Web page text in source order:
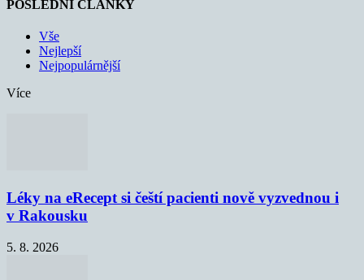
POSLEDNÍ ČLÁNKY
Vše
Nejlepší
Nejpopulárnější
Více
Léky na eRecept si čeští pacienti nově vyzvednou i
v Rakousku
5. 8. 2026